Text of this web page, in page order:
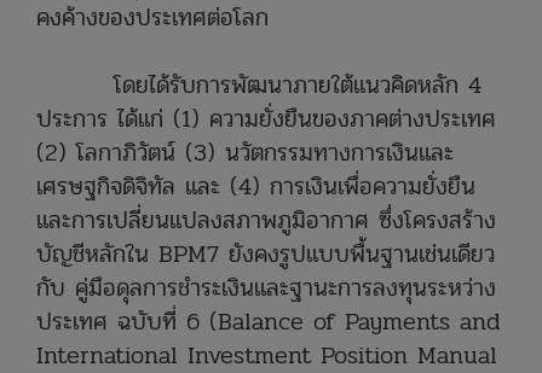
คงค้างของประเทศต่อโลก
โดยได้รับการพัฒนาภายใต้แนวคิดหลัก 4
ประการ ได้แก่ (1) ความยั่งยืนของภาคต่างประเทศ
(2) โลกาภิวัตน์ (3) นวัตกรรมทางการเงินและ
เศรษฐกิจดิจิทัล และ (4) การเงินเพื่อความยั่งยืน
และการเปลี่ยนแปลงสภาพภูมิอากาศ ซึ่งโครงสร้าง
บัญชีหลักใน BPM7 ยังคงรูปแบบพื้นฐานเช่นเดียว
กับ คู่มือดุลการชำระเงินและฐานะการลงทุนระหว่าง
ประเทศ ฉบับที่ 6 (Balance of Payments and
International Investment Position Manual